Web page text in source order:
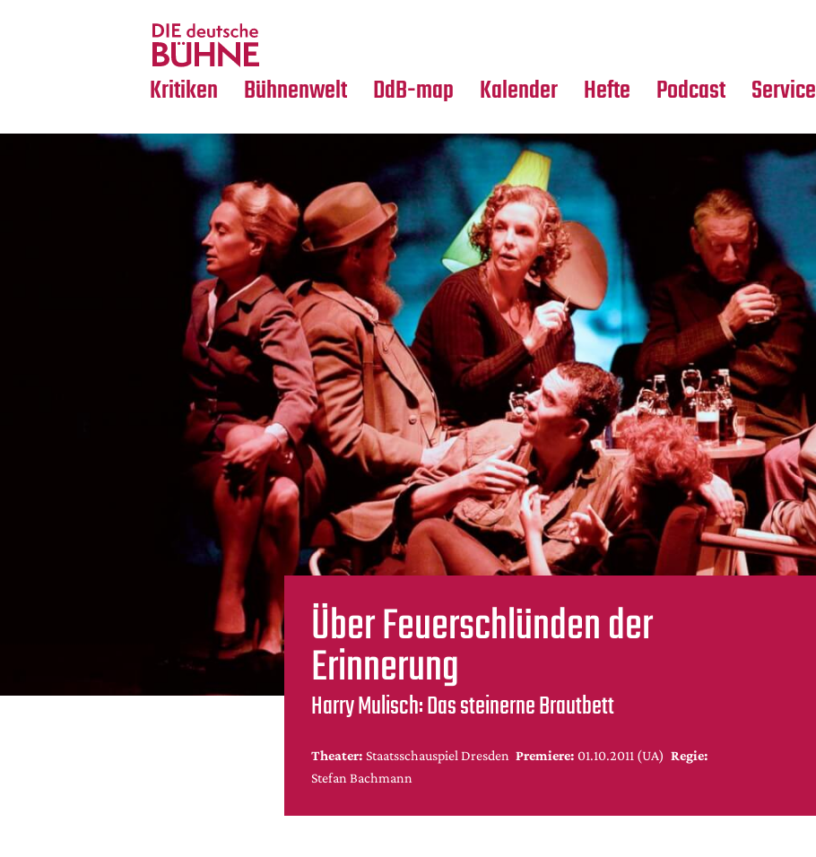
Kritiken
Crossover
Bühnenwelt
Medientipps
DdB-map Kalender Hefte Podcast Service
Über Feuerschlünden der
Erinnerung
Harry Mulisch: Das steinerne Brautbett
Theater: Staatsschauspiel Dresden Premiere: 01.10.2011 (UA) Regie:
Stefan Bachmann